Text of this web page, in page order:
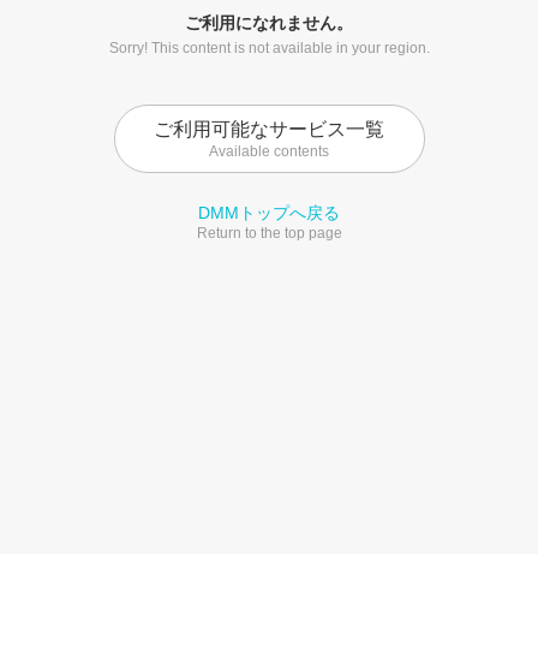
ご利用になれません。
Sorry! This content is not available in your region.
ご利用可能なサービス一覧
Available contents
DMMトップへ戻る
Return to the top page